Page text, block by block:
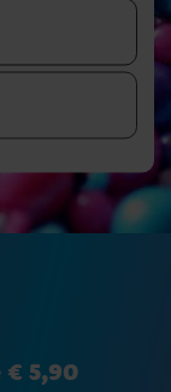
€ 5,90